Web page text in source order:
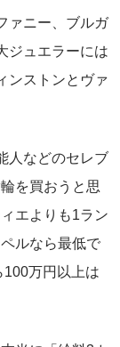
ァニー、ブルガ
ジュエラーには
ンストンとヴァ
人などのセレブ
を買おうと思
エよりも1ラン
ルなら最低で
100万円以上は